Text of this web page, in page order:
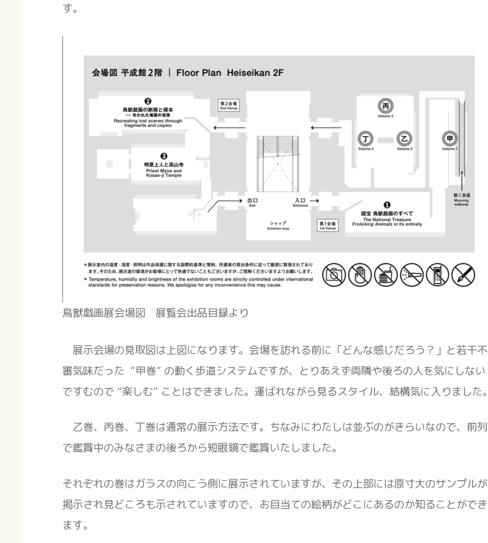
す。
鳥獣戯画展会場図 展覧会出品目録より
展示会場の見取図は上図になります。会場を訪れる前に「どんな感じだろう？」と若干不
審気味だった “甲巻” の動く歩道システムですが、とりあえず両隣や後ろの人を気にしない
ですむので “楽しむ” ことはできました。運ばれながら見るスタイル、結構気に入りました。
乙巻、丙巻、丁巻は通常の展示方法です。ちなみにわたしは並ぶのがきらいなので、前列
で鑑賞中のみなさまの後ろから短眼鏡で鑑賞いたしました。
それぞれの巻はガラスの向こう側に展示されていますが、その上部には原寸大のサンプルが
掲示され見どころも示されていますので、お目当ての絵柄がどこにあるのか知ることができ
ます。